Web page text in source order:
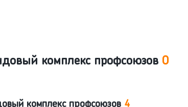
комплекс профсоюзов 0
комплекс профсоюзов 4